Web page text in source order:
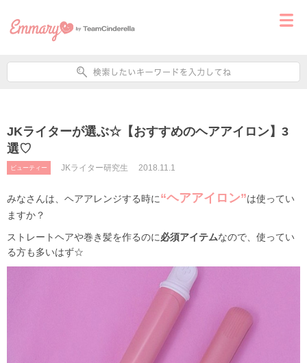
JKライターが選ぶ☆【おすすめのヘアアイロン】3
選♡
ビューティー JKライター研究生 2018.11.1
みなさんは、ヘアアレンジする時に“ヘアアイロン”は使ってい
ますか？
ストレートヘアや巻き髪を作るのに必須アイテムなので、使ってい
る方も多いはず☆